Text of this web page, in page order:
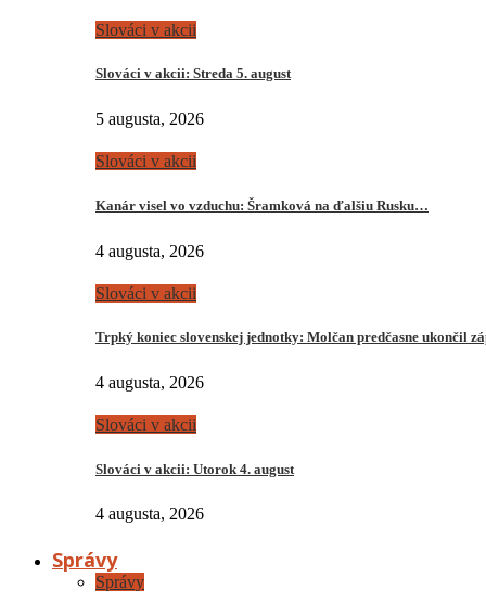
Slováci v akcii
Slováci v akcii: Streda 5. august
5 augusta, 2026
Slováci v akcii
Kanár visel vo vzduchu: Šramková na ďalšiu Rusku…
4 augusta, 2026
Slováci v akcii
Trpký koniec slovenskej jednotky: Molčan predčasne ukončil
4 augusta, 2026
Slováci v akcii
Slováci v akcii: Utorok 4. august
4 augusta, 2026
Správy
Správy